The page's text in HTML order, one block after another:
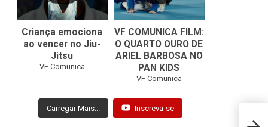
Criança emociona
ao vencer no Jiu-
Jitsu
VF Comunica
...
0
VF COMUNICA FILM:
O QUARTO OURO DE
ARIEL BARBOSA NO
PAN KIDS
VF Comunica
Carregar Mais... Inscreva-se